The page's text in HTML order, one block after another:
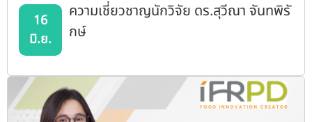
16
มิ.ย.
ความเชี่ยวชาญนักวิจัย ดร.สุวีณา จันทพิรั
กษ์